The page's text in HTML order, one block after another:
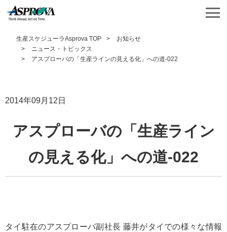
生産スケジューラAsprova TOP
お知らせ
ニュース・トピックス
アスプローバの「生産ラインの見える化」への道-022
2014年09月12日
アスプローバの「生産ライン
の見える化」への道-022
タイ駐在のアスプローバ副社長 藤井がタイでの様々な情報